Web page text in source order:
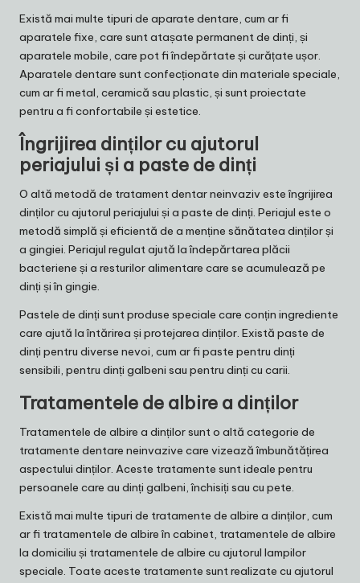
Există mai multe tipuri de aparate dentare, cum ar fi
aparatele fixe, care sunt atașate permanent de dinți, și
aparatele mobile, care pot fi îndepărtate și curățate ușor.
Aparatele dentare sunt confecționate din materiale speciale,
cum ar fi metal, ceramică sau plastic, și sunt proiectate
pentru a fi confortabile și estetice.
Îngrijirea dinților cu ajutorul
periajului și a paste de dinți
O altă metodă de tratament dentar neinvaziv este îngrijirea
dinților cu ajutorul periajului și a paste de dinți. Periajul este o
metodă simplă și eficientă de a menține sănătatea dinților și
a gingiei. Periajul regulat ajută la îndepărtarea plăcii
bacteriene și a resturilor alimentare care se acumulează pe
dinți și în gingie.
Pastele de dinți sunt produse speciale care conțin ingrediente
care ajută la întărirea și protejarea dinților. Există paste de
dinți pentru diverse nevoi, cum ar fi paste pentru dinți
sensibili, pentru dinți galbeni sau pentru dinți cu carii.
Tratamentele de albire a dinților
Tratamentele de albire a dinților sunt o altă categorie de
tratamente dentare neinvazive care vizează îmbunătățirea
aspectului dinților. Aceste tratamente sunt ideale pentru
persoanele care au dinți galbeni, închisiți sau cu pete.
Există mai multe tipuri de tratamente de albire a dinților, cum
ar fi tratamentele de albire în cabinet, tratamentele de albire
la domiciliu și tratamentele de albire cu ajutorul lampilor
speciale. Toate aceste tratamente sunt realizate cu ajutorul